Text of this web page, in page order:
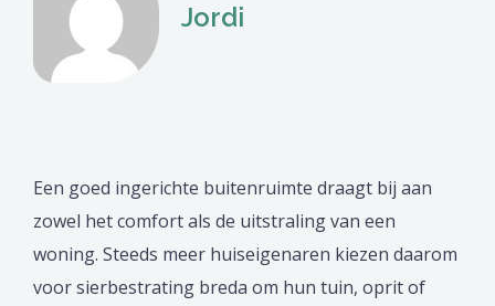
Jordi
Een goed ingerichte buitenruimte draagt bij aan
zowel het comfort als de uitstraling van een
woning. Steeds meer huiseigenaren kiezen daarom
voor sierbestrating breda om hun tuin, oprit of